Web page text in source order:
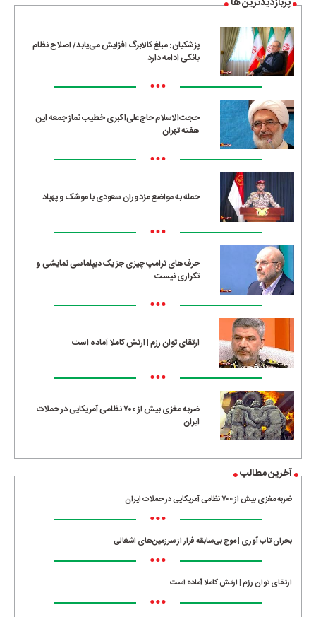
پزشکیان: مبلغ کالابرگ افزایش می‌یابد/ اصلاح نظام
بانکی ادامه دارد
•••
حجت‌الاسلام حاج‌علی‌اکبری خطیب نماز جمعه این
هفته تهران
•••
حمله به مواضع مزدوران سعودی با موشک و پهپاد
•••
حرف‌های ترامپ چیزی جز یک دیپلماسی نمایشی و
تکراری نیست
•••
ارتقای توان رزم | ارتش کاملا آماده است
•••
ضربه مغزی بیش از ۷۰۰ نظامی آمریکایی در حملات
ایران
آخرین مطالب
ضربه مغزی بیش از ۷۰۰ نظامی آمریکایی در حملات ایران
•••
بحران تاب آوری | موج بی‌سابقه فرار از سرزمین‌های اشغالی
•••
ارتقای توان رزم | ارتش کاملا آماده است
•••